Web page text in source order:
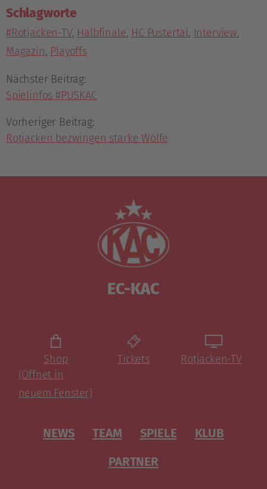
Schlagworte
#Rotjacken-TV, Halbfinale, HC Pustertal, Interview,
Magazin, Playoffs
Nächster Beitrag:
Spielinfos #PUSKAC
Vorheriger Beitrag:
Rotjacken bezwingen starke Wölfe
EC-KAC
Shop
(Öffnet in
neuem Fenster)
Tickets Rotjacken-TV
NEWS TEAM SPIELE
KLUB
PARTNER